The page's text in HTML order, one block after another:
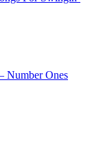
Number Ones